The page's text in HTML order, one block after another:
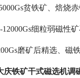
贫铁矿、焙烧
细粒弱磁性
磨矿后精选、磁
庆铁矿干式磁选机